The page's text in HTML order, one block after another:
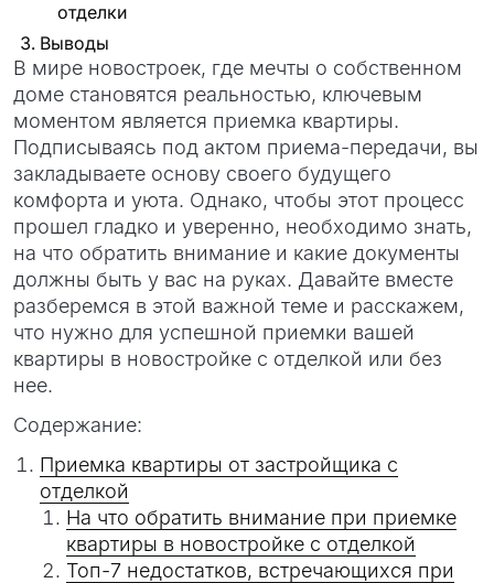
отделки
Выводы
В мире новостроек, где мечты о собственном
доме становятся реальностью, ключевым
моментом является приемка квартиры.
Подписываясь под актом приема-передачи, вы
закладываете основу своего будущего
комфорта и уюта. Однако, чтобы этот процесс
прошел гладко и уверенно, необходимо знать,
на что обратить внимание и какие документы
должны быть у вас на руках. Давайте вместе
разберемся в этой важной теме и расскажем,
что нужно для успешной приемки вашей
квартиры в новостройке с отделкой или без
нее.
Содержание:
Приемка квартиры от застройщика с
отделкой
На что обратить внимание при приемке
квартиры в новостройке с отделкой
Топ-7 недостатков, встречающихся при